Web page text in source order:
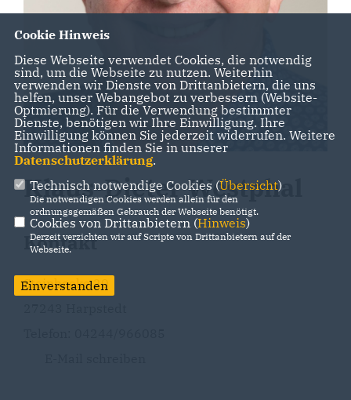
Klaus-Dieter Westphal
Kontakt
Steinbeeke 20
Cookie Hinweis
Diese Webseite verwendet Cookies, die notwendig
sind, um die Webseite zu nutzen. Weiterhin
verwenden wir Dienste von Drittanbietern, die uns
helfen, unser Webangebot zu verbessern (Website-
Optmierung). Für die Verwendung bestimmter
Dienste, benötigen wir Ihre Einwilligung. Ihre
Einwilligung können Sie jederzeit widerrufen. Weitere
Informationen finden Sie in unserer
Datenschutzerklärung.
Technisch notwendige Cookies (Übersicht)
Die notwendigen Cookies werden allein für den
ordnungsgemäßen Gebrauch der Webseite benötigt.
Cookies von Drittanbietern (Hinweis)
Derzeit verzichten wir auf Scripte von Drittanbietern auf der
Webseite.
Einverstanden